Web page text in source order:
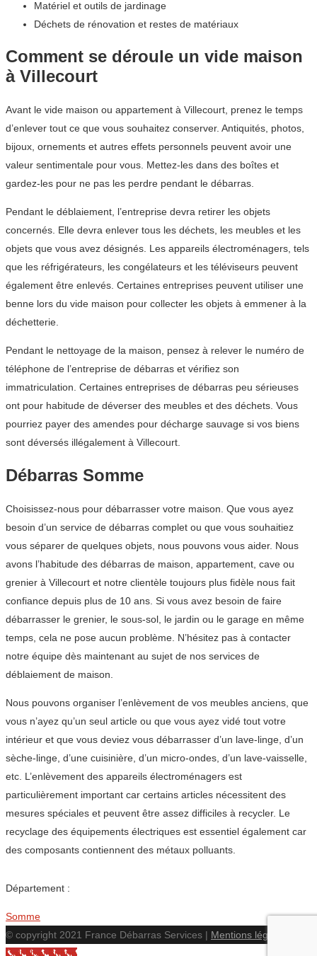
Matériel et outils de jardinage
Déchets de rénovation et restes de matériaux
Comment se déroule un vide maison
à Villecourt
Avant le vide maison ou appartement à Villecourt, prenez le temps
d’enlever tout ce que vous souhaitez conserver. Antiquités, photos,
bijoux, ornements et autres effets personnels peuvent avoir une
valeur sentimentale pour vous. Mettez-les dans des boîtes et
gardez-les pour ne pas les perdre pendant le débarras.
Pendant le déblaiement, l’entreprise devra retirer les objets
concernés. Elle devra enlever tous les déchets, les meubles et les
objets que vous avez désignés. Les appareils électroménagers, tels
que les réfrigérateurs, les congélateurs et les téléviseurs peuvent
également être enlevés. Certaines entreprises peuvent utiliser une
benne lors du vide maison pour collecter les objets à emmener à la
déchetterie.
Pendant le nettoyage de la maison, pensez à relever le numéro de
téléphone de l’entreprise de débarras et vérifiez son
immatriculation. Certaines entreprises de débarras peu sérieuses
ont pour habitude de déverser des meubles et des déchets. Vous
pourriez payer des amendes pour décharge sauvage si vos biens
sont déversés illégalement à Villecourt.
Débarras Somme
Choisissez-nous pour débarrasser votre maison. Que vous ayez
besoin d’un service de débarras complet ou que vous souhaitiez
vous séparer de quelques objets, nous pouvons vous aider. Nous
avons l’habitude des débarras de maison, appartement, cave ou
grenier à Villecourt et notre clientèle toujours plus fidèle nous fait
confiance depuis plus de 10 ans. Si vous avez besoin de faire
débarrasser le grenier, le sous-sol, le jardin ou le garage en même
temps, cela ne pose aucun problème. N’hésitez pas à contacter
notre équipe dès maintenant au sujet de nos services de
déblaiement de maison.
Nous pouvons organiser l’enlèvement de vos meubles anciens, que
vous n’ayez qu’un seul article ou que vous ayez vidé tout votre
intérieur et que vous deviez vous débarrasser d’un lave-linge, d’un
sèche-linge, d’une cuisinière, d’un micro-ondes, d’un lave-vaisselle,
etc. L’enlèvement des appareils électroménagers est
particulièrement important car certains articles nécessitent des
mesures spéciales et peuvent être assez difficiles à recycler. Le
recyclage des équipements électriques est essentiel également car
des composants contiennent des métaux polluants.
Département :
Somme
© copyright 2021 France Débarras Services | Mentions légales
Call Now Button